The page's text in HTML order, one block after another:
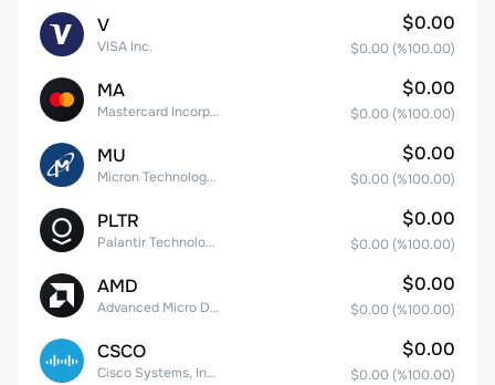
V
VISA Inc.
$0.00
$0.00 (%100.00)
MA
Mastercard Incorporated
$0.00
$0.00 (%100.00)
MU
Micron Technology, Inc.
$0.00
$0.00 (%100.00)
PLTR
Palantir Technologies Inc. Class A Common Stock
$0.00
$0.00 (%100.00)
AMD
Advanced Micro Devices
$0.00
$0.00 (%100.00)
CSCO
Cisco Systems, Inc. Common Stock (DE)
$0.00
$0.00 (%100.00)